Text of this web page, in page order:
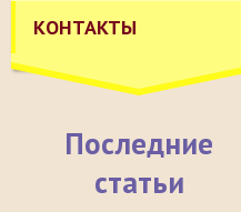
КОНТАКТЫ
Последние
статьи